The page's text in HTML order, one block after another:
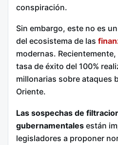
conspiración.
Sin embargo, este no es
del ecosistema de las
modernas.
tasa de éxito del 100%
millonarias sobre ataques
Oriente.
Las sospechas de
gubernamentales están
legisladores a proponer